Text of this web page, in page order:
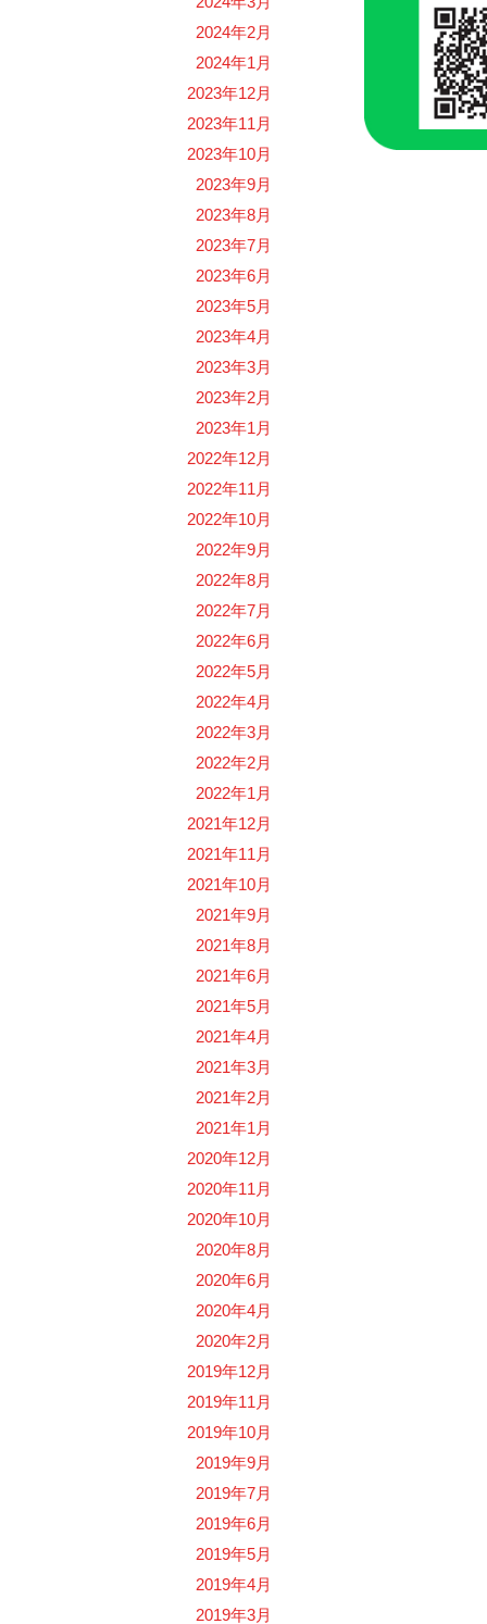
2024年2月
2024年1月
2023年12月
2023年11月
2023年10月
2023年9月
2023年8月
2023年7月
2023年6月
2023年5月
2023年4月
2023年3月
2023年2月
2023年1月
2022年12月
2022年11月
2022年10月
2022年9月
2022年8月
2022年7月
2022年6月
2022年5月
2022年4月
2022年3月
2022年2月
2022年1月
2021年12月
2021年11月
2021年10月
2021年9月
2021年8月
2021年6月
2021年5月
2021年4月
2021年3月
2021年2月
2021年1月
2020年12月
2020年11月
2020年10月
2020年8月
2020年6月
2020年4月
2020年2月
2019年12月
2019年11月
2019年10月
2019年9月
2019年7月
2019年6月
2019年5月
2019年4月
2019年3月